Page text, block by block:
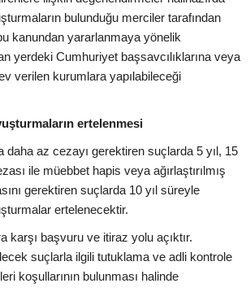
bulunduğu merciler tarafından
kanundan yararlanmaya yönelik
yerdeki Cumhuriyet başsavcılıklarına veya
verilen kurumlara yapılabileceği
ertelenmesi
daha az cezayı gerektiren suçlarda 5 yıl, 15
ile müebbet hapis veya ağırlaştırılmış
gerektiren suçlarda 10 yıl süreyle
ertelenecektir.
karşı başvuru ve itiraz yolu açıktır.
suçlarla ilgili tutuklama ve adli kontrole
koşullarının bulunması halinde